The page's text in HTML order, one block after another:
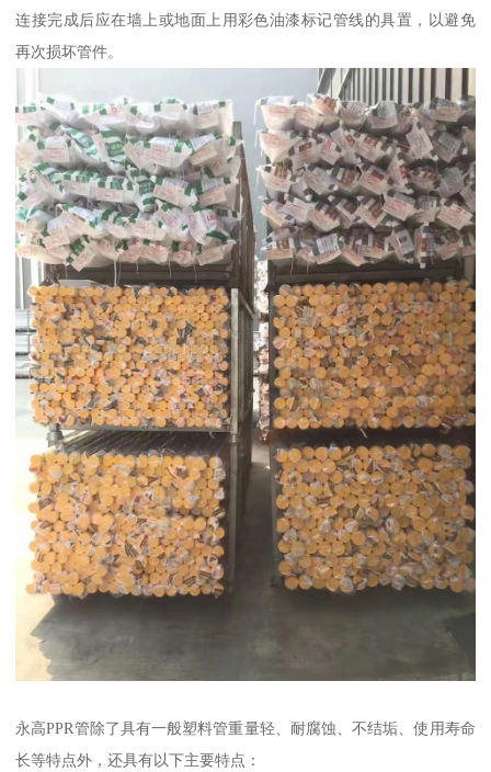
连接完成后应在墙上或地面上用彩色油漆标记管线的具置，以避免
再次损坏管件。
永高PPR管除了具有一般塑料管重量轻、耐腐蚀、不结垢、使用寿命
长等特点外，还具有以下主要特点：